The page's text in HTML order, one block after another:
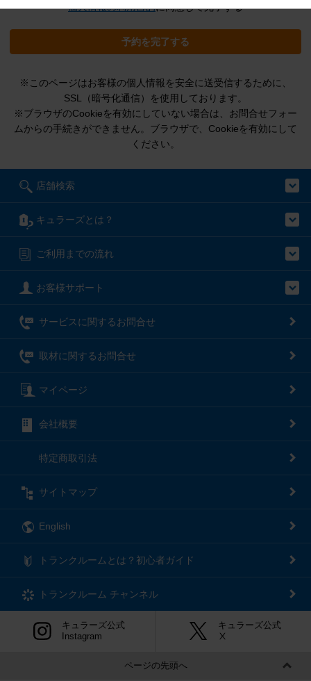
個人情報の利用目的に同意して完了する
予約を完了する
※このページはお客様の個人情報を安全に送受信するために、
SSL（暗号化通信）を使用しております。
※ブラウザのCookieを有効にしていない場合は、お問合せフォー
ムからの手続きができません。ブラウザで、Cookieを有効にして
ください。
店舗検索
キュラーズとは？
ご利用までの流れ
お客様サポート
サービスに関するお問合せ
取材に関するお問合せ
マイページ
会社概要
特定商取引法
サイトマップ
English
トランクルームとは？初心者ガイド
トランクルーム チャンネル
キュラーズ公式
Instagram
キュラーズ公式
Ⅹ
ページの先頭へ